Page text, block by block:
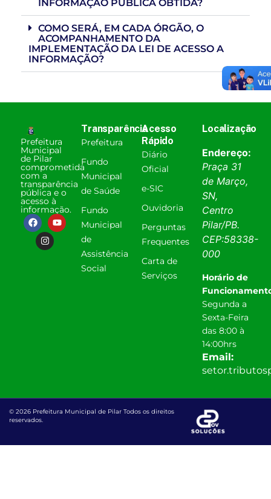
INFORMAÇÃO PÚBLICA OBTIDA?
COMO SERÁ, EM CADA ÓRGÃO, O
ACOMPANHAMENTO DA
IMPLEMENTAÇÃO DA LEI DE ACESSO A
INFORMAÇÃO?
Prefeitura
Municipal
de Pilar
comprometida
com a
transparência
pública e o
acesso à
informação.
Transparência
Prefeitura
Fundo
Municipal
de Saúde
Fundo
Municipal
de
Assistência
Social
Acesso
Rápido
Diário
Oficial
e-SIC
Ouvidoria
Perguntas
Frequentes
Carta de
Serviços
Localização
Endereço:
Praça 31
de Março,
SN,
Centro
Pilar/PB.
CEP:58338-
000
Horário de
Segunda a
Sexta-Feira
das 8:00 à
14:00hrs
Email:
© 2026 Prefeitura Municipal de Pilar Todos os direitos
reservados.